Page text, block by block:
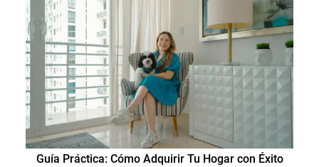
Guía Práctica: Cómo Adquirir Tu Hogar con Éxito